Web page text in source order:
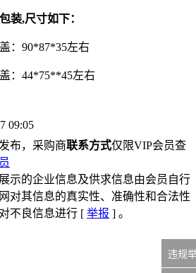
装,尺寸如下：
：90*87*35左右
：44*75**45左右
09:05
布，采购商联系方式仅限VIP会员查
示的企业信息及供求信息由会员自行
对其信息的真实性、准确性和合法性
不良信息进行 [ 举报 ] 。
违规